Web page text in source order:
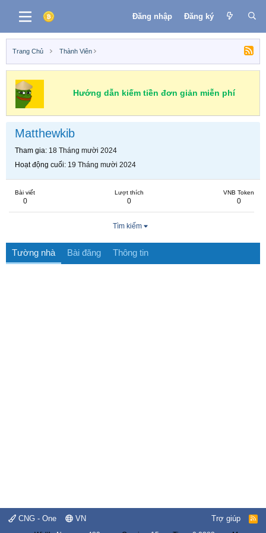
Đăng nhập Đăng ký
Trang Chủ Thành Viên
Hướng dẫn kiếm tiền đơn giản miễn phí
Matthewkib
Tham gia 18 Tháng mười 2024
Hoạt động cuối 19 Tháng mười 2024
Bài viết
0
Lượt thích
0
VNB Token
0
Tìm kiếm
Tường nhà Bài đăng Thông tin
CNG - One VN Trợ giúp
R